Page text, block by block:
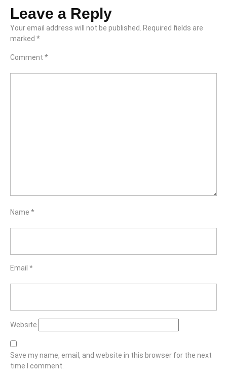
Leave a Reply
Your email address will not be published.
Required fields are
marked *
Comment *
Name *
Email *
Website
Save my name, email, and website in this browser for the next
time I comment.